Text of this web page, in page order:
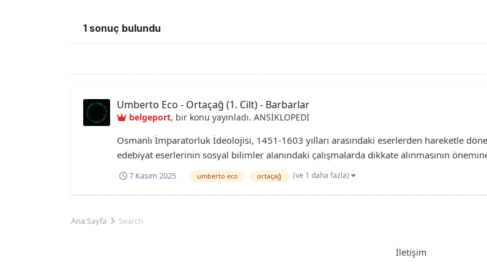
1 sonuç bulundu
Umberto Eco - Ortaçağ (1. Cilt) - Barbarlar
belgeport, bir konu yayınladı. ANSİKLOPEDİ
Osmanlı İmparatorluk İdeolojisi, 1451-1603 yılları arasındaki eserlerden hareketle
edebiyat eserlerinin sosyal bilimler alanındaki çalışmalarda dikkate alınmasının
açısın...
7 Kasım 2025 umberto eco ortaçağ (ve 1 daha fazla)
Ana Sayfa Search
İletişim